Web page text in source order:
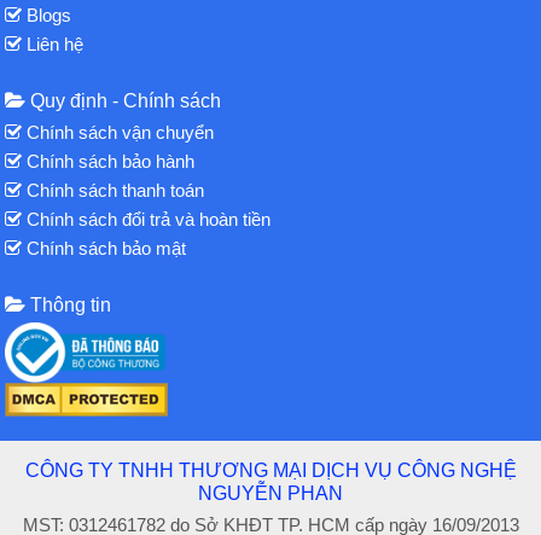
Blogs
Liên hệ
Quy định - Chính sách
Chính sách vận chuyển
Chính sách bảo hành
Chính sách thanh toán
Chính sách đổi trả và hoàn tiền
Chính sách bảo mật
Thông tin
CÔNG TY TNHH THƯƠNG MẠI DỊCH VỤ CÔNG NGHỆ
NGUYỄN PHAN
MST: 0312461782 do Sở KHĐT TP. HCM cấp ngày 16/09/2013